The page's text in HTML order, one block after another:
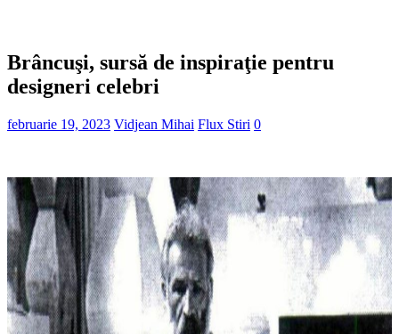
Brâncuşi, sursă de inspiraţie pentru
designeri celebri
februarie 19, 2023 Vidjean Mihai Flux Stiri 0